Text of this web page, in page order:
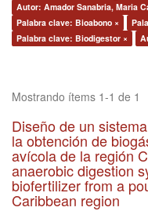
Autor: Amador Sanabria, Maria
Palabra clave: Bioabono ×
Palabra clave: Biodigestor ×
Mostrando ítems 1-1 de 1
Diseño de un
la obtención de
avícola de la región
anaerobic digestion
biofertilizer from a
Caribbean region